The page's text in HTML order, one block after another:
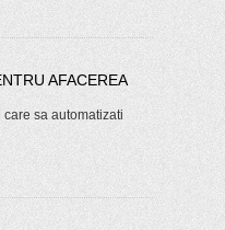
AFACEREA
sa automatizati